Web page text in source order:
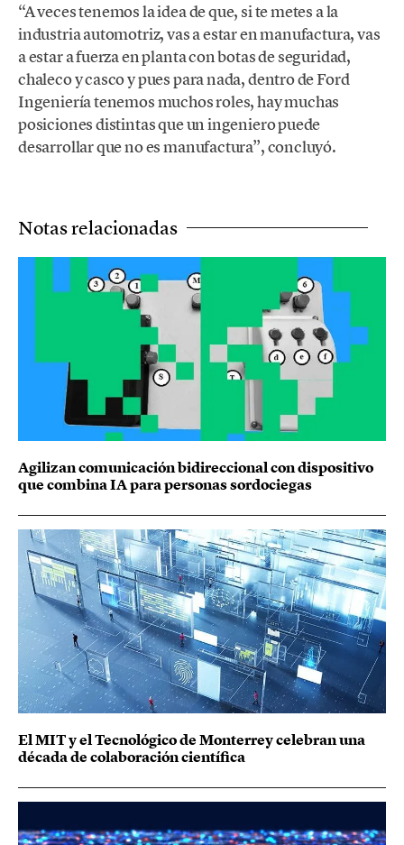
“A veces tenemos la idea de que, si te metes a la
industria automotriz, vas a estar en manufactura, vas
a estar a fuerza en planta con botas de seguridad,
chaleco y casco y pues para nada, dentro de Ford
Ingeniería tenemos muchos roles, hay muchas
posiciones distintas que un ingeniero puede
desarrollar que no es manufactura”, concluyó.
Notas relacionadas
Agilizan comunicación bidireccional con dispositivo
que combina IA para personas sordociegas
El MIT y el Tecnológico de Monterrey celebran una
década de colaboración científica